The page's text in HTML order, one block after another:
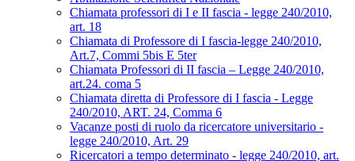
Chiamata professori di I e II fascia - legge 240/2010,
art. 18
Chiamata di Professore di I fascia-legge 240/2010,
Art.7, Commi 5bis E 5ter
Chiamata Professori di II fascia – Legge 240/2010,
art.24. coma 5
Chiamata diretta di Professore di I fascia - Legge
240/2010, ART. 24, Comma 6
Vacanze posti di ruolo da ricercatore universitario -
legge 240/2010, Art. 29
Ricercatori a tempo determinato - legge 240/2010, art.